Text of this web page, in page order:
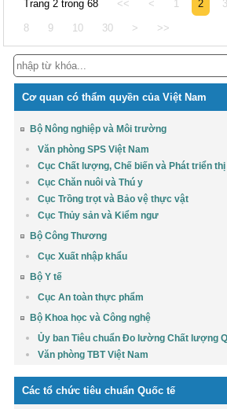
Trang 2 trong 68 << < 1 2 3
8 9 10 30 > >>
Cơ quan có thẩm quyền của Việt Nam
Bộ Nông nghiệp và Môi trường
Văn phòng SPS Việt Nam
Cục Chất lượng, Chế biến và Phát triển
Cục Chăn nuôi và Thú y
Cục Trồng trọt và Bảo vệ thực vật
Cục Thủy sản và Kiểm ngư
Bộ Công Thương
Cục Xuất nhập khẩu
Bộ Y tế
Cục An toàn thực phẩm
Bộ Khoa học và Công nghệ
Ủy ban Tiêu chuẩn Đo lường Chất lượng
Văn phòng TBT Việt Nam
Các tổ chức tiêu chuẩn Quốc tế